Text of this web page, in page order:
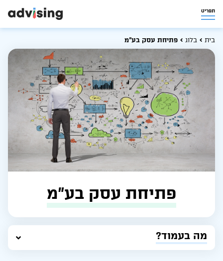
תפריט
בית בלוג פתיחת עסק בע”מ
פתיחת עסק בע”מ
מה בעמוד?